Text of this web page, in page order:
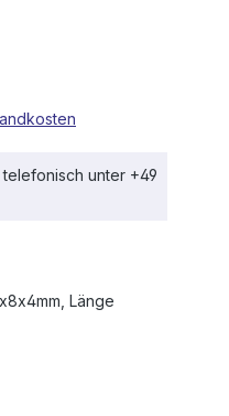
unter +49